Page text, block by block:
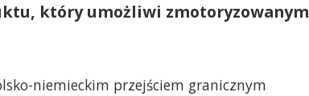
który umożliwi zmotoryzowanym
niemieckim przejściem granicznym